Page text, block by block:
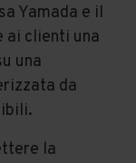
Yamada e il
ai clienti una
una
da
la